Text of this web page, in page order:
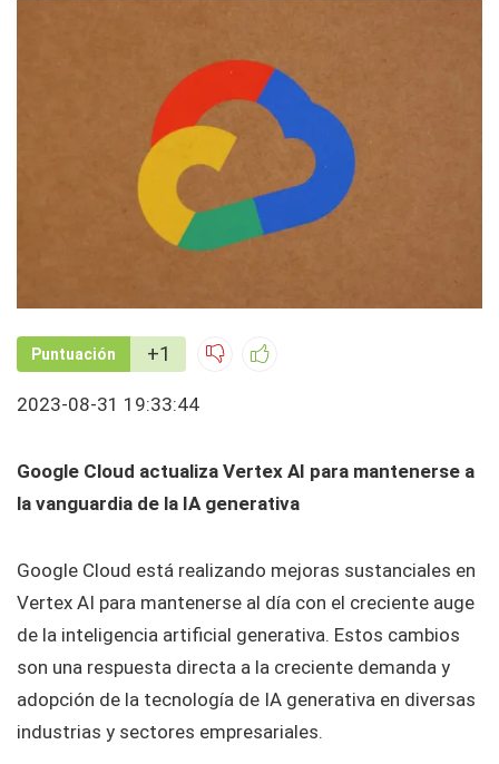
Puntuación +1
2023-08-31 19:33:44
Google Cloud actualiza Vertex AI para mantenerse a
la vanguardia de la IA generativa
Google Cloud está realizando mejoras sustanciales en
Vertex AI para mantenerse al día con el creciente auge
de la inteligencia artificial generativa. Estos cambios
son una respuesta directa a la creciente demanda y
adopción de la tecnología de IA generativa en diversas
industrias y sectores empresariales.